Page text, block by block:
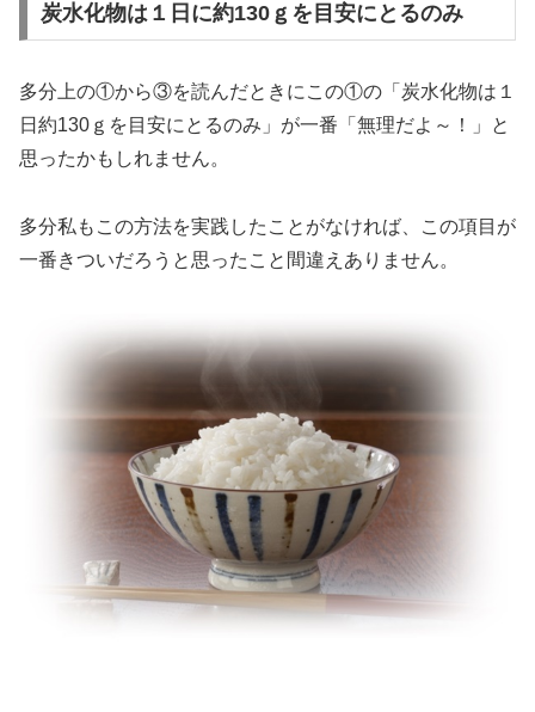
炭水化物は１日に約130ｇを目安にとるのみ
多分上の①から③を読んだときにこの①の「炭水化物は１
日約130ｇを目安にとるのみ」が一番「無理だよ～！」と
思ったかもしれません。
多分私もこの方法を実践したことがなければ、この項目が
一番きついだろうと思ったこと間違えありません。